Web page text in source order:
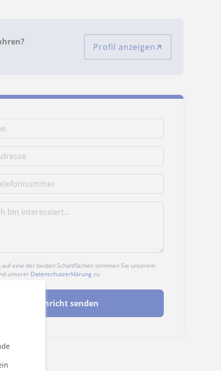
Profil anzeigen
auf eine der beiden Schaltflächen stimmen Sie unserem
unserer Datenschutzerklärung zu
Nachricht senden